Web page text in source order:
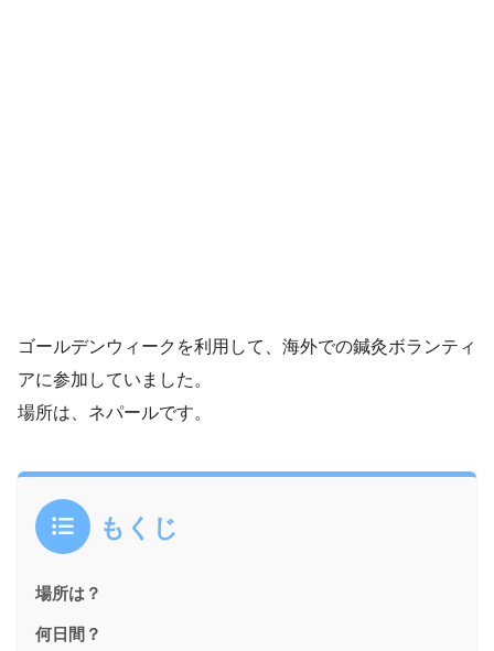
ゴールデンウィークを利用して、海外での鍼灸ボランティ
アに参加していました。
場所は、ネパールです。
もくじ
場所は？
何日間？